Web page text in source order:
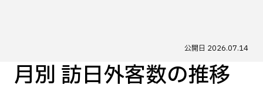
公開日 2026.07.14
月別 訪日外客数の推移